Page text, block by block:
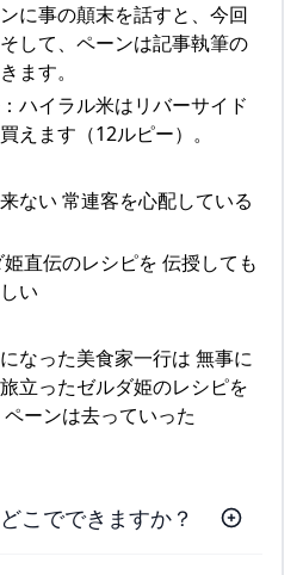
に事の顛末を話すと、今回
して、ペーンは記事執筆の
ます。
ハイラル米はリバーサイド
えます（12ルピー）。
ない 常連客を心配している
直伝のレシピを 伝授しても
い
なった美食家一行は 無事に
立ったゼルダ姫のレシピを
ーンは去っていった
こでできますか？